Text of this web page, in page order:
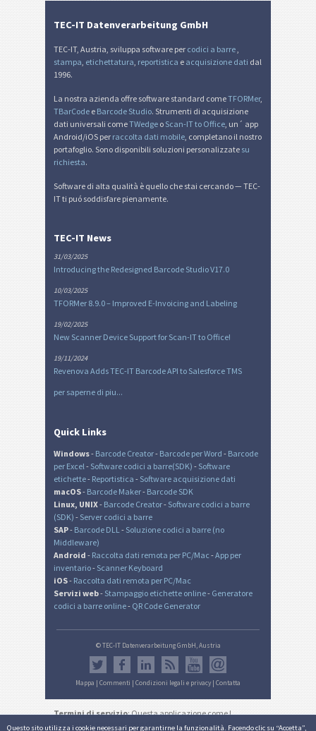
Questo sito utilizza i cookie necessari per garantirne la funzionalità. Facendo clic su “Accetta”,
TEC-IT Datenverarbeitung GmbH
TEC-IT, Austria, sviluppa software per codici a barre
stampa etichettatura reportistica e acquisizione dati dal
1996.
La nostra azienda offre software standard comeTFORMer,
TBarCode e Barcode Studio. Strumenti di acquisizione
dati universali comeTWedge o Scan-IT to Office , un´ app
Android/iOS per raccolta dati mobile , completano il nostro
portafoglio. Sono disponibili soluzioni personalizzate su
richiesta.
Software di alta qualità è quello che stai cercando — TEC-
IT ti puó soddisfare pienamente.
TEC-IT News
31/03/2025
Introducing the Redesigned Barcode Studio V17.0
10/03/2025
TFORMer 8.9.0 – Improved E-Invoicing and Labeling
19/02/2025
New Scanner Device Support for Scan-IT to Office!
19/11/2024
Revenova Adds TEC-IT Barcode API to Salesforce TMS
per saperne di piu...
Quick Links
Windows- Barcode Creator- Barcode per Word - Barcode
per Excel - Software codici a barre(SDK) - Software
etichette- Reportistica - Software acquisizione dati
macOS- Barcode Maker- Barcode SDK
Linux, UNIX- Barcode Creator- Software codici a barre
(SDK) - Server codici a barre
SAP- Barcode DLL - Soluzione codici a barre (no
Middleware)
Android - Raccolta dati remota per PC/Mac -App per
inventario- Scanner Keyboard
iOS- Raccolta dati remota per PC/Mac
Servizi web- Stampaggio etichette online- Generatore
codici a barre online- QR Code Generator
© TEC-IT Datenverarbeitung GmbH, Austria
Mappa | Commenti | Condizioni legali e privacy | Contatta
Termini di servizio: Questa applicazione come I
documenti generati sono destinati solo ad usi non